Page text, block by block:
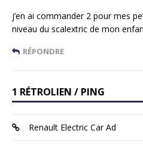
j’en ai commander 2 pour mes
niveau du scalextric de mon
RÉPONDRE
1 RÉTROLIEN / PING
Renault Electric Car Ad